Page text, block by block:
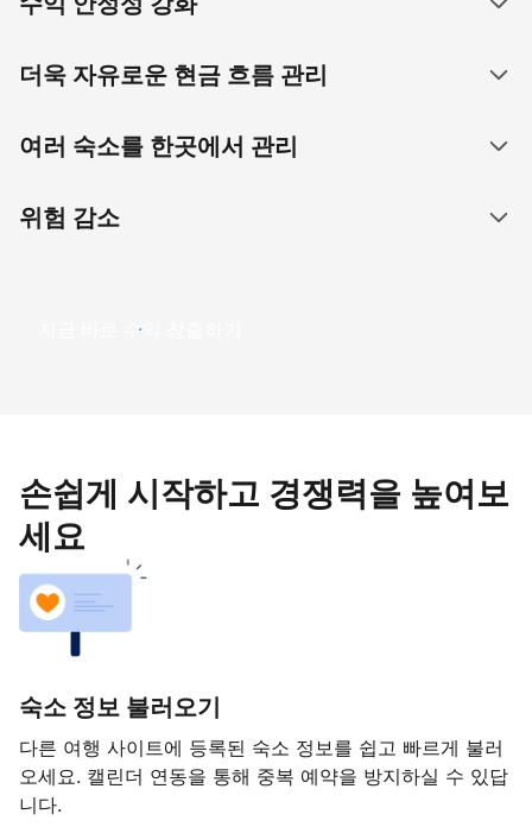
더욱 자유로운 현금 흐름 관리
여러 숙소를 한곳에서 관리
위험 감소
지금 바로 수익 창출하기
손쉽게 시작하고 경쟁력을 높여보
세요
숙소 정보 불러오기
다른 여행 사이트에 등록된 숙소 정보를 쉽고 빠르게 불러
오세요. 캘린더 연동을 통해 중복 예약을 방지하실 수 있답
니다.